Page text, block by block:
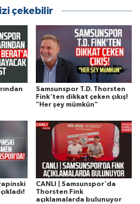
çekebilir
Samsunspor T.D. Thorsten
Fink'ten dikkat çeken çıkış!
"Her şey mümkün"
CANLI | Samsunspor'da
Thorsten Fink
açıklamalarda bulunuyor